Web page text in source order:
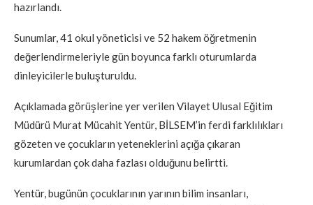
hazırlandı.
Sunumlar, 41 okul yöneticisi ve 52 hakem öğretmenin
değerlendirmeleriyle gün boyunca farklı oturumlarda
dinleyicilerle buluşturuldu.
Açıklamada görüşlerine yer verilen Vilayet Ulusal Eğitim
Müdürü Murat Mücahit Yentür, BİLSEM’in ferdi farklılıkları
gözeten ve çocukların yeteneklerini açığa çıkaran
kurumlardan çok daha fazlası olduğunu belirtti.
Yentür, bugünün çocuklarının yarının bilim insanları,